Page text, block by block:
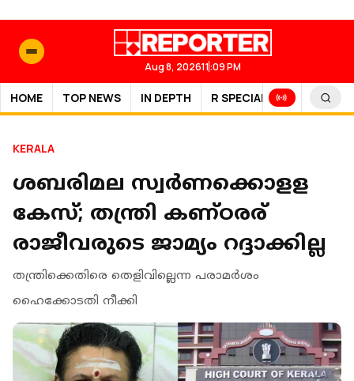
Aug 8, 202611:09 PM
HOME TOP NEWS IN DEPTH R SPECIAL SPORTS
KERALA
ശബരിമല സ്വര്‍ണക്കൊളള
കേസ്; തന്ത്രി കണ്ഠരര്
രാജീവരുടെ ജാമ്യം റദ്ദാക്കില്ല
തന്ത്രിക്കെതിരെ തെളിവില്ലെന്ന പരാമര്‍ശം
ഹൈക്കോടതി നീക്കി